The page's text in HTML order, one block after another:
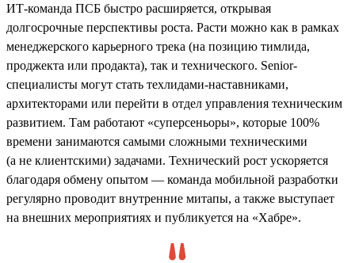
ИТ-команда ПСБ быстро расширяется, открывая
долгосрочные перспективы роста. Расти можно как в рамках
менеджерского карьерного трека (на позицию тимлида,
проджекта или продакта), так и технического. Senior-
специалисты могут стать техлидами-наставниками,
архитекторами или перейти в отдел управления техническим
развитием. Там работают «суперсеньоры», которые 100%
времени занимаются самыми сложными техническими
(а не клиентскими) задачами. Технический рост ускоряется
благодаря обмену опытом — команда мобильной разработки
регулярно проводит внутренние митапы, а также выступает
на внешних мероприятиях и публикуется на «Хабре».